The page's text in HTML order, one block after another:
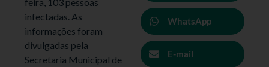
infectadas. As
informações foram
divulgadas pela
Secretaria Municipal de
WhatsApp
E-mail